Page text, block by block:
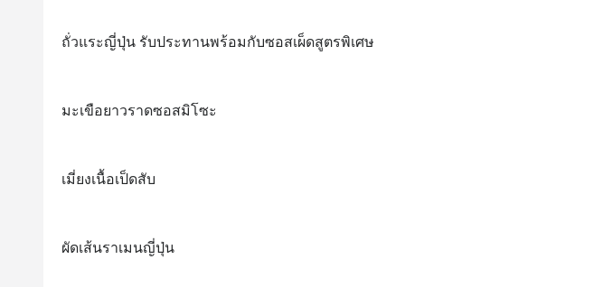
ถั่วแระญี่ปุ่น รับประทานพร้อมกับซอสเผ็ดสูตรพิเศษ
มะเขือยาวราดซอสมิโซะ
เมี่ยงเนื้อเป็ดสับ
ผัดเส้นราเมนญี่ปุ่น